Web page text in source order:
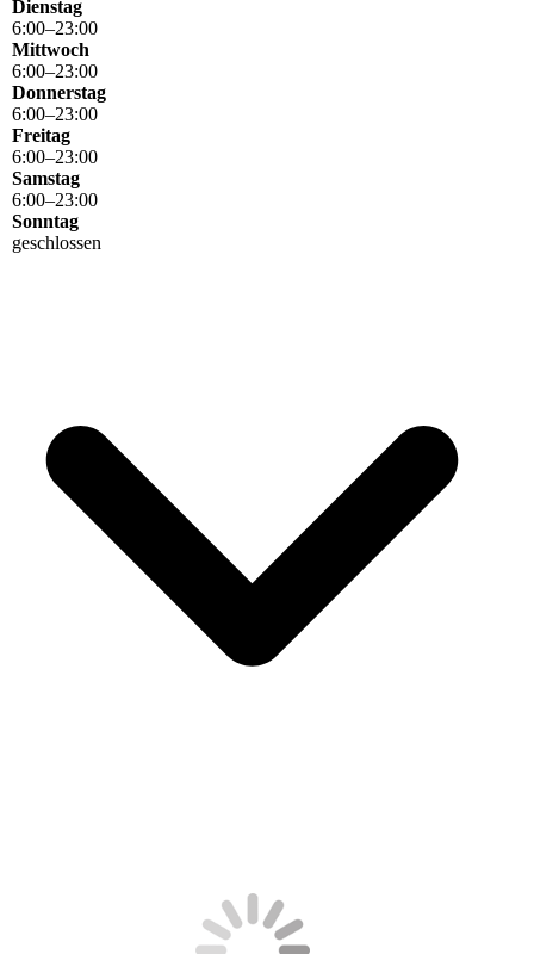
Dienstag
6:00–23:00
Mittwoch
6:00–23:00
Donnerstag
6:00–23:00
Freitag
6:00–23:00
Samstag
6:00–23:00
Sonntag
geschlossen